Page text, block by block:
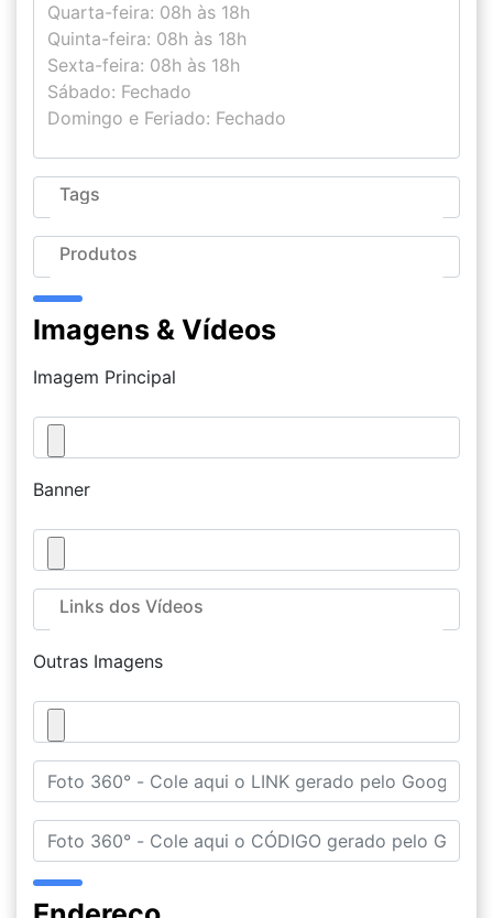
Imagens & Vídeos
Imagem Principal
Banner
Outras Imagens